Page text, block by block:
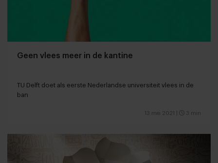
Geen vlees meer in de kantine
TU Delft doet als eerste Nederlandse universiteit vlees in de
ban
13 mei 2021 3 min